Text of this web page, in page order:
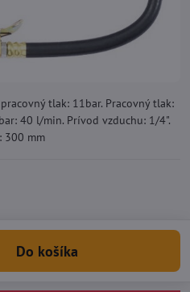
tlak: 11bar. Pracovný tlak:
40 l/min. Prívod vzduchu: 1/4".
300 mm
Do košíka